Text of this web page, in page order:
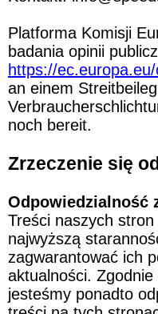
Platforma Komisji
https://
an einem
noch bereit.
Zrzeczenie się
Odpowiedzialność
Treści naszych stron
najwyższą
zagwarantować ich
aktualności.
jesteśmy ponadto